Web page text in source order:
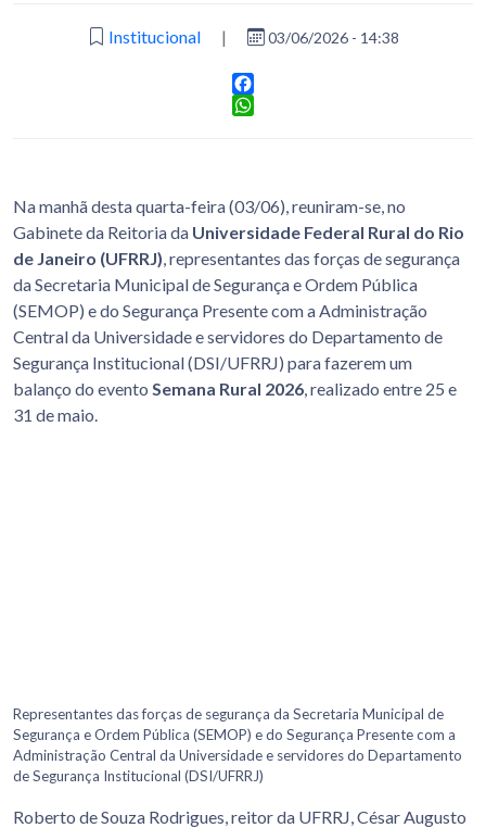
Institucional | 03/06/2026 - 14:38
Facebook
Na manhã desta quarta-feira (03/06), reuniram-se, no
Gabinete da Reitoria da Universidade Federal Rural do Rio
de Janeiro (UFRRJ) , representantes das forças de segurança
da Secretaria Municipal de Segurança e Ordem Pública
(SEMOP) e do Segurança Presente com a Administração
Central da Universidade e servidores do Departamento de
Segurança Institucional (DSI/UFRRJ) para fazerem um
balanço do evento Semana Rural 2026 , realizado entre 25 e
31 de maio.
Representantes das forças de segurança da Secretaria Municipal de
Segurança e Ordem Pública (SEMOP) e do Segurança Presente com a
Administração Central da Universidade e servidores do Departamento
de Segurança Institucional (DSI/UFRRJ)
Roberto de Souza Rodrigues, reitor da UFRRJ, César Augusto